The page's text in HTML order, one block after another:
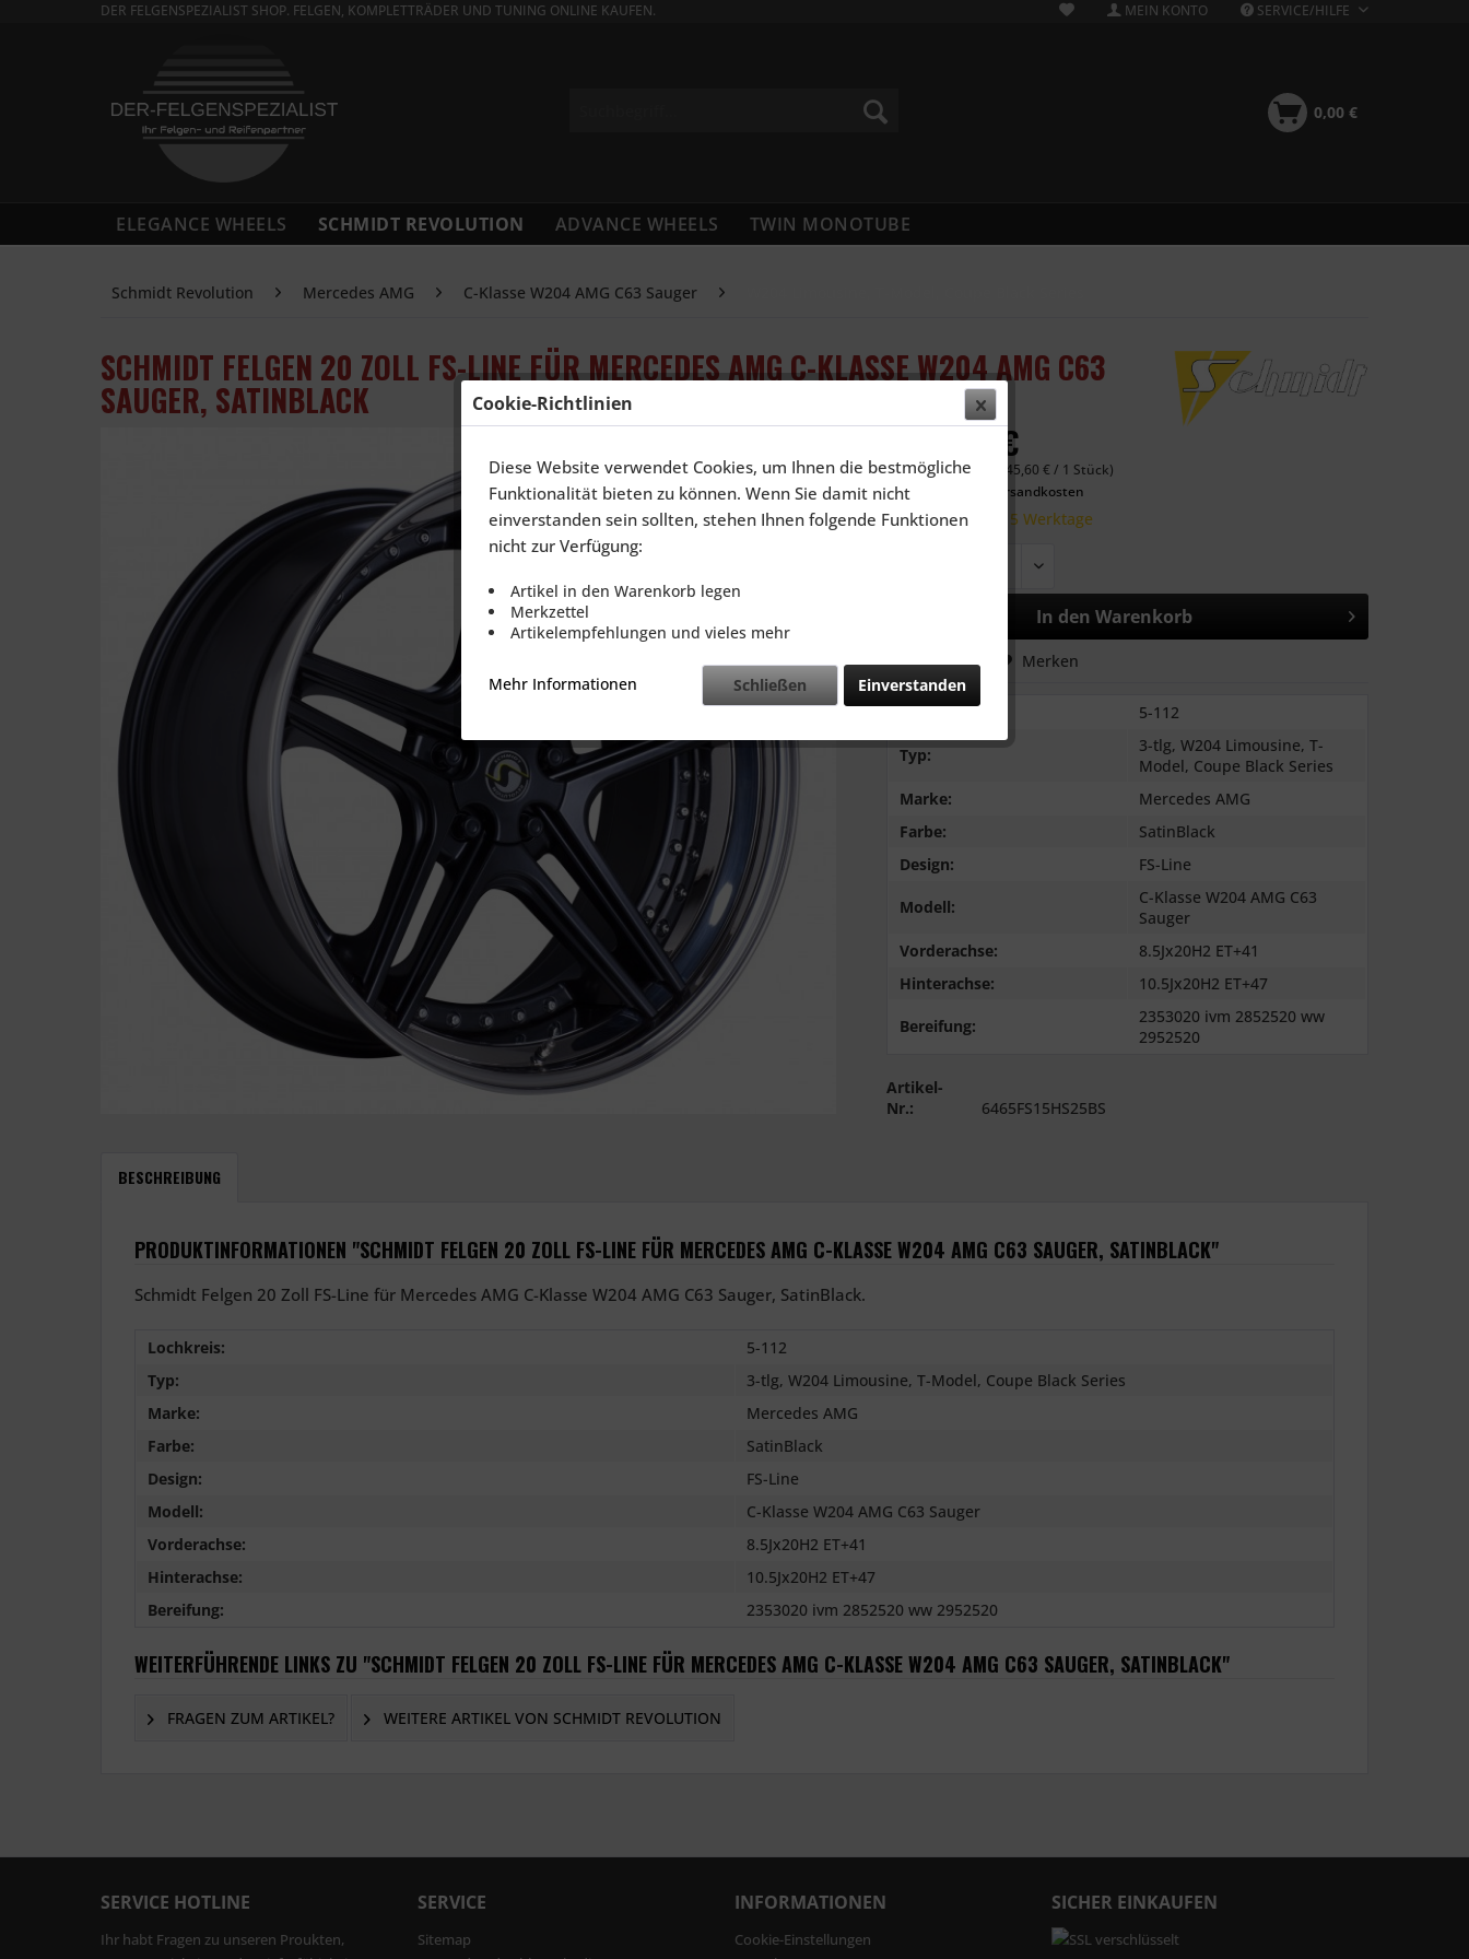
DER FELGENSPEZIALIST SHOP. FELGEN, KOMPLETTRÄDER UND TUNING ONLINE KAUFEN. MEIN KONTO SERVICE/HILFE
0,00 €
ELEGANCE WHEELS SCHMIDT REVOLUTION ADVANCE WHEELS TWIN MONOTUBE
Schmidt Revolution Mercedes AMG C-Klasse W204 AMG C63 Sauger
SCHMIDT FELGEN 20 ZOLL FS-LINE FÜR MERCEDES AMG C-KLASSE W204 AMG C63
SAUGER, SATINBLACK
6.582,38 €
Inhalt:4 Stück (1.645,60 € / 1 Stück)
inkl. MwSt.
zzgl. Versandkosten
Lieferzeit 10-15 Werktage
In den Warenkorb
Vergleichen Merken
Lochkreis: 5-112
Typ:
3-tlg, W204 Limousine, T-
Model, Coupe Black Series
Marke:
Mercedes AMG
Farbe:
SatinBlack
Design:
FS-Line
Modell:
C-Klasse W204 AMG C63
Sauger
Vorderachse:
8.5Jx20H2 ET+41
Hinterachse:
10.5Jx20H2 ET+47
Bereifung:
2353020 ivm 2852520 ww
2952520
Artikel-
Nr.:
6465FS15HS25BS
BESCHREIBUNG
PRODUKTINFORMATIONEN "SCHMIDT FELGEN 20 ZOLL FS-LINE FÜR MERCEDES AMG C-KLASSE W204 AMG C63 SAUGER, SATINBLACK"
Schmidt Felgen 20 Zoll FS-Line für Mercedes AMG C-Klasse W204 AMG C63 Sauger, SatinBlack.
Lochkreis:
5-112
Typ:
3-tlg, W204 Limousine, T-Model, Coupe Black Series
Marke:
Mercedes AMG
Farbe:
SatinBlack
Design:
FS-Line
Modell:
C-Klasse W204 AMG C63 Sauger
Vorderachse:
8.5Jx20H2 ET+41
Hinterachse:
10.5Jx20H2 ET+47
Bereifung:
2353020 ivm 2852520 ww 2952520
WEITERFÜHRENDE LINKS ZU "SCHMIDT FELGEN 20 ZOLL FS-LINE FÜR MERCEDES AMG C-KLASSE W204 AMG C63 SAUGER, SATINBLACK"
FRAGEN ZUM ARTIKEL? WEITERE ARTIKEL VON SCHMIDT REVOLUTION
SERVICE HOTLINE
Ihr habt Fragen zu unseren Proukten,
SERVICE
Sitemap
INFORMATIONEN
Cookie-Einstellungen
SICHER EINKAUFEN
Cookie-Richtlinien
Diese Website verwendet Cookies, um Ihnen die bestmögliche
Funktionalität bieten zu können. Wenn Sie damit nicht
einverstanden sein sollten, stehen Ihnen folgende Funktionen
nicht zur Verfügung:
Artikel in den Warenkorb legen
Merkzettel
Artikelempfehlungen und vieles mehr
Mehr Informationen Einverstanden
Schließen